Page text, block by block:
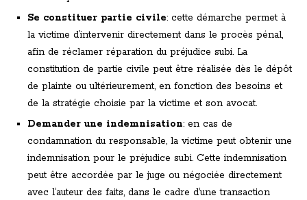
Se constituer partie civile: cette démarche permet à
la victime d’intervenir directement dans le procès pénal,
afin de réclamer réparation du préjudice subi. La
constitution de partie civile peut être réalisée dès le dépôt
de plainte ou ultérieurement, en fonction des besoins et
de la stratégie choisie par la victime et son avocat.
Demander une indemnisation: en cas de
condamnation du responsable, la victime peut obtenir une
indemnisation pour le préjudice subi. Cette indemnisation
peut être accordée par le juge ou négociée directement
avec l’auteur des faits, dans le cadre d’une transaction